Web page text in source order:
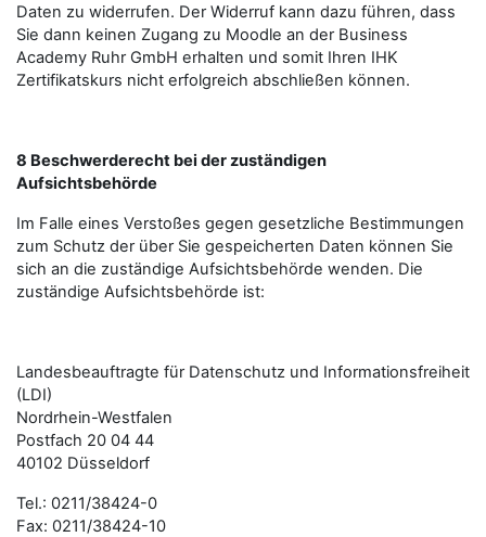
Daten zu widerrufen. Der Widerruf kann dazu führen, dass
Sie dann keinen Zugang zu Moodle an der Business
Academy Ruhr GmbH erhalten und somit Ihren IHK
Zertifikatskurs nicht erfolgreich abschließen können.
8 Beschwerderecht bei der zuständigen
Aufsichtsbehörde
Im Falle eines Verstoßes gegen gesetzliche Bestimmungen
zum Schutz der über Sie gespeicherten Daten können Sie
sich an die zuständige Aufsichtsbehörde wenden. Die
zuständige Aufsichtsbehörde ist:
Landesbeauftragte für Datenschutz und Informationsfreiheit
(LDI)
Nordrhein-Westfalen
Postfach 20 04 44
40102 Düsseldorf
Tel.: 0211/38424-0
Fax: 0211/38424-10